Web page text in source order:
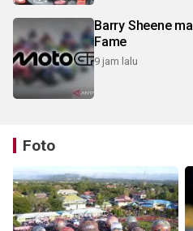
Barry Sheene
Fame
9 jam lalu
Foto